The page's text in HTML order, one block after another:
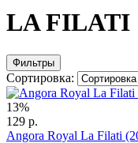
LA FILATI
Фильтры
Сортировка:
13%
129 р.
Angora Royal La Filati